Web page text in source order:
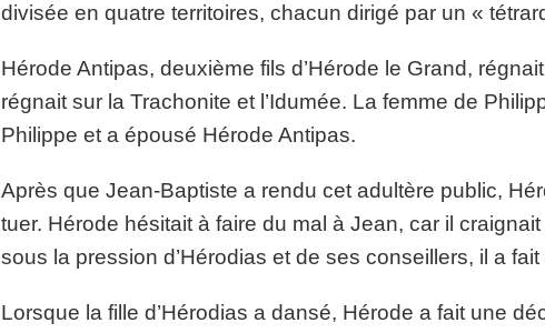
divisée en quatre territoires, chacun dirigé par un «
Hérode Antipas, deuxième fils d’Hérode le Grand,
régnait sur la Trachonite et l’Idumée. La femme de
Philippe et a épousé Hérode Antipas.
Après que Jean-Baptiste a rendu cet adultère public,
tuer. Hérode hésitait à faire du mal à Jean, car il
sous la pression d’Hérodias et de ses conseillers, il a
Lorsque la fille d’Hérodias a dansé, Hérode a fait une